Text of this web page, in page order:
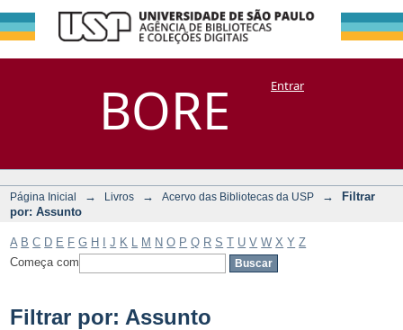
BORE
Filtrar por:
Assunto
DSpace/Manakin + CoriscoEntrar
Página Inicial → Livros → Acervo das Bibliotecas da USP →
Filtrar
por: Assunto
A B C D E F G H J K M N O P Q R S T U V W X Y Z
Começa com
Filtrar por: Assunto